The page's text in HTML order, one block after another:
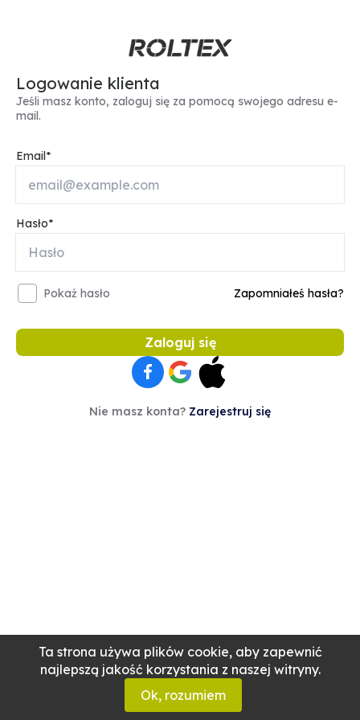
Ta strona używa plików cookie, aby zapewnić
najlepszą jakość korzystania z naszej witryny.
Ok, rozumiem
Logowanie klienta
Jeśli masz konto, zaloguj się za pomocą swojego adresu e-
mail.
Email
Hasło
Pokaż hasło Zapomniałeś hasła?
Zaloguj się
Nie masz konta? Zarejestruj się